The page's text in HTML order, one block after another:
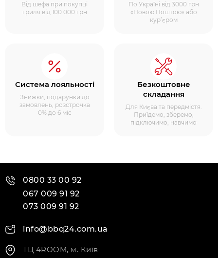
Від шефа при покупці
гриля від 100 000 грн
По Україні від 3000 грн
«Новою Поштою» або
кур’єром
Система лояльності
Знижки, подарунки до
замовлень, розстрочка
0% до 6 міс
Безкоштовне
складання
Для Києва та передмістя.
Приїдемо, зберемо,
підключимо, навчимо
0800 33 00 92
067 009 91 92
073 009 91 92
info@bbq24.com.ua
ТЦ 4ROOM, м. Київ